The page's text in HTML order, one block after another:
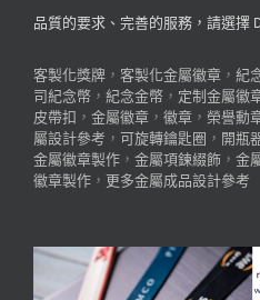
品質的要求、完善的服務，請選擇
客製化獎牌 ， 客製化金屬徽章 ， 紀
司紀念幣 ， 紀念金幣 ， 定制金屬徽
皮帶扣 ， 金屬徽章 ， 徽章 ， 榮譽勳
屬設計參考 ， 可旋轉鑰匙圈 ， 開瓶
金屬徽章製作 ， 金屬項鍊綴飾 ， 金
徽章製作 ， 更多金屬成品設計參考